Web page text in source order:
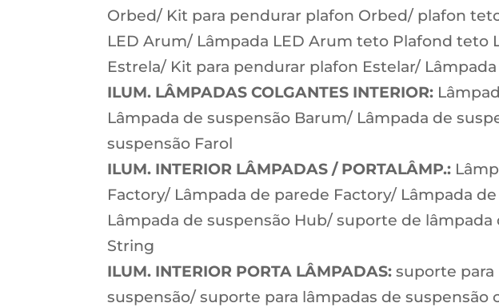
Orbed/ Kit para pendurar plafon Orbed/ plafon
LED Arum/ Lâmpada LED Arum teto Plafond
Estrela/ Kit para pendurar plafon Estelar/
ILUM. LÂMPADAS COLGANTES INTERIOR:
Lâmpada de suspensão Barum/ Lâmpada de
suspensão Farol
ILUM. INTERIOR LÂMPADAS / PORTALÂMP.:
Factory/ Lâmpada de parede Factory/ Lâmpada
Lâmpada de suspensão Hub/ suporte de
String
ILUM. INTERIOR PORTA LÂMPADAS: suporte para
suspensão/ suporte para lâmpadas de